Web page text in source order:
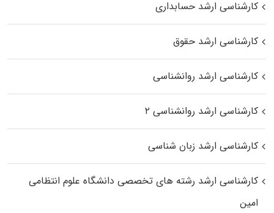
کارشناسی ارشد حسابداری
کارشناسی ارشد حقوق
کارشناسی ارشد روانشناسی
کارشناسی ارشد روانشناسی ۲
کارشناسی ارشد زبان شناسی
کارشناسی ارشد رﺷﺘﻪ ﻫﺎی تخصصی داﻧﺸﮕﺎه ﻋﻠﻮم انتظامی
اﻣﻴﻦ